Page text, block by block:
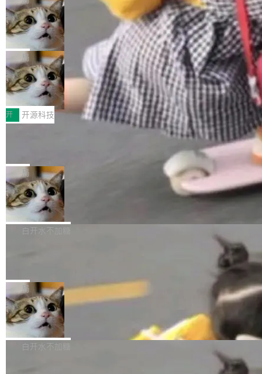
现实 过去两年，CIO们的焦虑清单上多了两项：
一是如何让大模型和智能体应用安全地从PoC走
向生产，二是如何让测试团队跟得上AI应用...
设置，如果用布尔值 + 可空字段来表示——bool
ean 表示是否可切换，nullable 的默认模式、浅
色方案、深色方案——会产生大量无意义的组
合。方案缺了、配置冲突了、全 null 了。要知道
哪些组合有效，作者说，你得靠"文档、校验、或
者部落知识"。 换个写法。Rust 的 enum，两个
变体：Switchable...
个"AI 知识库 + 聊天机器人"——每个大厂都在
做，没什么新鲜的。 但 Kenton Varda 在 Twitte
r 上把事情说清楚了： 今天我们发布了 Cloudfla
re OS，一个带连接器的聊天机器人，跟其他所
有科技公司做的一样。只不过，实际上它不一
样。这是 Sandstorm.io 的重制版，我十年前的
那个创业公司。不同的是，这次它构建在 Cloudf
lare Workers 上——我花了九年时间搭建的平台
——并且深度集成了 AI。这基本上是我十年秘密
Deno 团队开源 Celld，可自托管的分
布式 Durable Objects
Ryan Dahl 领导的 Deno 团队推出了最新开源项
目 Celld，一个能在自己机器上运行 Cloudflare
Workers 和 Durable Objects 的守护进程。 设
计思路很直接：每个对象是一个独立的 SQLite
数据库，按名称寻址，复制到你自己的 S3 兼容
存储库里。节点之间只通过这个存储库协调——
没有控制平面，没有共识协议。每个对象自带一
个小型数据库，应用天然按分片构建，单个数据
库的竞争和爆炸半径问题在设计层面就被消除
了。 闲置的 cell 会休眠到几乎不占资源。当 cel
l 迁移或唤醒时，新宿主从 S3 恢复 SQLite 数据
库继续执行。存储库是持久化的唯一真相...
局
鲁大师7月新机性能/流畅/AI榜：vivo夺
性能、流畅双第一，三星Galaxy Z系列
新折叠缺席
2026年7月的手机市场，由于存储等硬件成本暴
增，手机厂商的日子也不好过啊，新机速度明显
放缓，因此硝烟味淡了许多。新机参数规格除开
高价的三星折叠（三星Galaxy Z Fold8 Ultra / Z
Fold8 / Z Flip8）外，其余要么是中低端机器，
例如iQOO Z11i、REDMI Note 17、REDMI No
te 17 Pro、OPPO K15，要么是vivo X300 E这
样的次旗舰。 Galaxy Z Fold8 Ultra / Z Fold8 /
Z Flip8三款折叠屏新机均在7月22日发布，且全
部搭载骁龙8 Elite Gen5 for Galaxy，它们本该
开 开源科技
Zed 编辑器团队发布了新项目——DeltaDB，一
个在 git commit 之间记录每一次编辑操作的版
本控制系统。目前处于 Early Access 阶段。 De
ltaDB 的核心思路直接写在 landing page 最显
眼的位置：「Software is made between com
mits」——软件是在 commit 之间写出来的。git
是把这段空隙补上。 回退到任何一次编辑：Delt
aDB 捕获 commit 之间的每一次操作，...
局
SpaceXAI 单季资本开支达 183 亿美元
根据风险投资人Tomer Tunguz 博客（VC 分
析）披露的最新分析与第二季度业绩报告，Spac
微软同期总资本开支的四成。 与亚马逊、Alpha
bet、微软以及 Meta 等传统科技巨头相比，Spa
ceXAI的资金消耗速度尤为引人瞩目。然而，支
撑庞大支出的资金来源却呈现出截然不同的面
貌。数据显示，微软和 Meta 主要依托充沛的经
白开水不加糖
一个在终端里运行的编程 agent；Muse Spark
1.2，驱动这个 agent 的新模型。一句话概括：
你可以用 curl -fsSL https://dev.meta.ai/install.
sh | bash 安装一个能在大项目里自动规划、写
代码、验证结果的 AI 终端工具。 据介绍，Muse
局
美团开源 LoHoSearch，用知识图谱校
准 AI 能力认知
机器出题的前提，是让机器拥有全局视野。整个
构建流程可以分为四个环节：建图 → 控制难度
白开水不加糖